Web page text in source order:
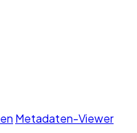
Metadaten-Viewer